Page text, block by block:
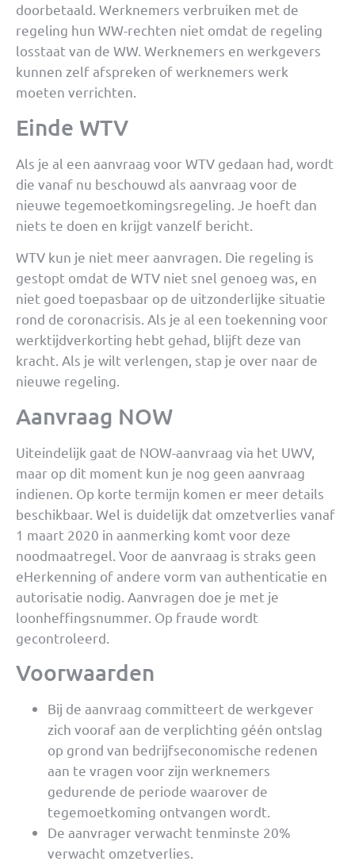
doorbetaald. Werknemers verbruiken met de
regeling hun WW-rechten niet omdat de regeling
losstaat van de WW. Werknemers en werkgevers
kunnen zelf afspreken of werknemers werk
moeten verrichten.
Einde WTV
Als je al een aanvraag voor WTV gedaan had, wordt
die vanaf nu beschouwd als aanvraag voor de
nieuwe tegemoetkomingsregeling. Je hoeft dan
niets te doen en krijgt vanzelf bericht.
WTV kun je niet meer aanvragen. Die regeling is
gestopt omdat de WTV niet snel genoeg was, en
niet goed toepasbaar op de uitzonderlijke situatie
rond de coronacrisis. Als je al een toekenning voor
werktijdverkorting hebt gehad, blijft deze van
kracht. Als je wilt verlengen, stap je over naar de
nieuwe regeling.
Aanvraag NOW
Uiteindelijk gaat de NOW-aanvraag via het UWV,
maar op dit moment kun je nog geen aanvraag
indienen. Op korte termijn komen er meer details
beschikbaar. Wel is duidelijk dat omzetverlies vanaf
1 maart 2020 in aanmerking komt voor deze
noodmaatregel. Voor de aanvraag is straks geen
eHerkenning of andere vorm van authenticatie en
autorisatie nodig. Aanvragen doe je met je
loonheffingsnummer. Op fraude wordt
gecontroleerd.
Voorwaarden
Bij de aanvraag committeert de werkgever
zich vooraf aan de verplichting géén ontslag
op grond van bedrijfseconomische redenen
aan te vragen voor zijn werknemers
gedurende de periode waarover de
tegemoetkoming ontvangen wordt.
De aanvrager verwacht tenminste 20%
verwacht omzetverlies.